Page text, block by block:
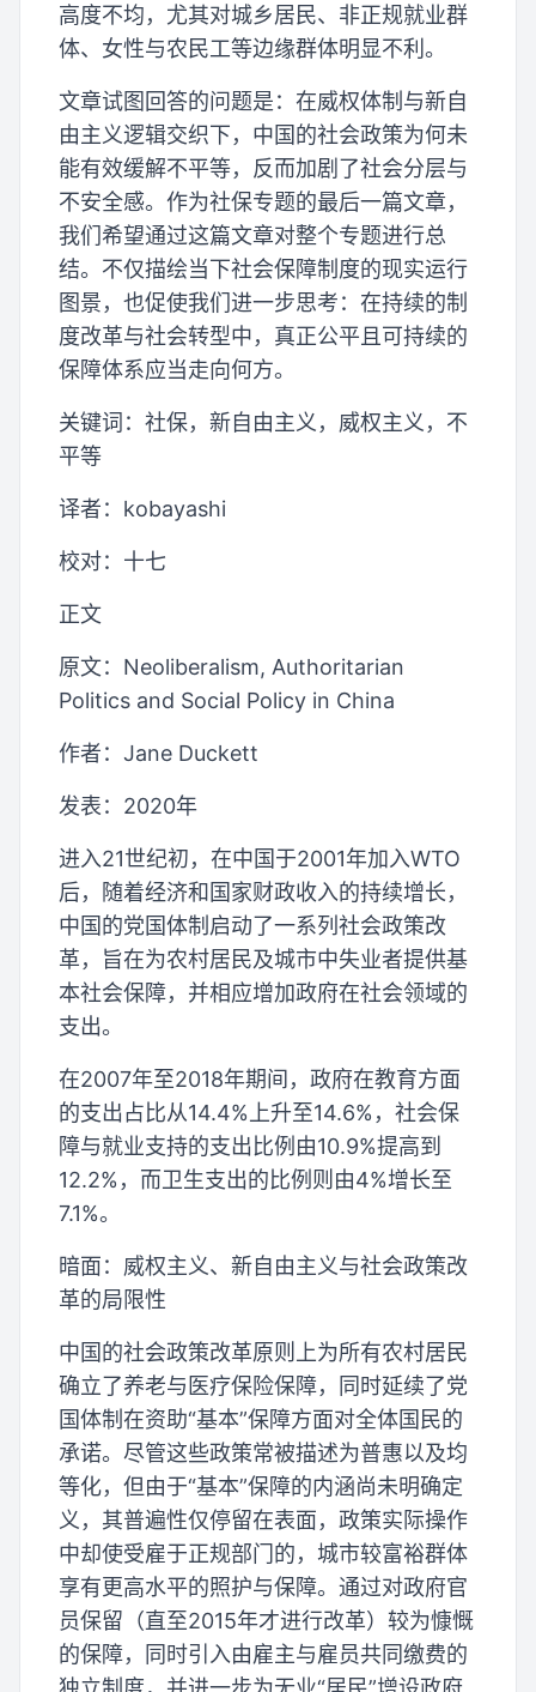
高度不均，尤其对城乡居民、非正规就业群
体、女性与农民工等边缘群体明显不利。
文章试图回答的问题是：在威权体制与新自
由主义逻辑交织下，中国的社会政策为何未
能有效缓解不平等，反而加剧了社会分层与
不安全感。作为社保专题的最后一篇文章，
我们希望通过这篇文章对整个专题进行总
结。不仅描绘当下社会保障制度的现实运行
图景，也促使我们进一步思考：在持续的制
度改革与社会转型中，真正公平且可持续的
保障体系应当走向何方。
关键词：社保，新自由主义，威权主义，不
平等
译者：kobayashi
校对：十七
正文
原文：Neoliberalism, Authoritarian
Politics and Social Policy in China
作者：Jane Duckett
发表：2020年
进入21世纪初，在中国于2001年加入WTO
后，随着经济和国家财政收入的持续增长，
中国的党国体制启动了一系列社会政策改
革，旨在为农村居民及城市中失业者提供基
本社会保障，并相应增加政府在社会领域的
支出。
在2007年至2018年期间，政府在教育方面
的支出占比从14.4%上升至14.6%，社会保
障与就业支持的支出比例由10.9%提高到
12.2%，而卫生支出的比例则由4%增长至
7.1%。
暗面：威权主义、新自由主义与社会政策改
革的局限性
中国的社会政策改革原则上为所有农村居民
确立了养老与医疗保险保障，同时延续了党
国体制在资助“基本”保障方面对全体国民的
承诺。尽管这些政策常被描述为普惠以及均
等化，但由于“基本”保障的内涵尚未明确定
义，其普遍性仅停留在表面，政策实际操作
中却使受雇于正规部门的，城市较富裕群体
享有更高水平的照护与保障。通过对政府官
员保留（直至2015年才进行改革）较为慷慨
的保障，同时引入由雇主与雇员共同缴费的